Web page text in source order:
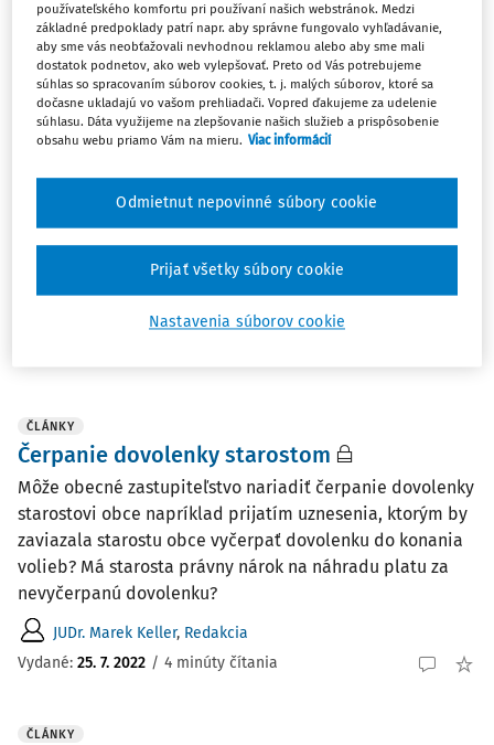
Vydané:13. 9. 2022 / 2 minúty čítania
VIP ČLÁNKY
Miestna samospráva - prostredie plné
prekvapení
Vo všeobecnosti môžeme povedať, že reformy sú skvelá
a takisto aj veľmi dôležitá vec. Na čo však nemôžeme
zabudnúť je, že reformy musia byť opreté o poznanie. Ak
reforma „predbehne‟ poznanie, vzniká riziko neskoršieho
trpkého precitnutia.
Mgr. Ladislav Briestenský
ČLÁNKY
Čerpanie dovolenky starostom
Môže obecné zastupiteľstvo nariadiť čerpanie dovolenky
starostovi obce napríklad prijatím uznesenia, ktorým by
zaviazala starostu obce vyčerpať dovolenku do konania
volieb? Má starosta právny nárok na náhradu platu za
nevyčerpanú dovolenku?
JUDr. Marek Keller, Redakcia
Vydané: 25. 7. 2022 / 4 minúty čítania
ČLÁNKY
používateľského komfortu pri používaní našich webstránok. Medzi
základné predpoklady patrí napr. aby správne fungovalo vyhľadávanie,
aby sme vás neobťažovali nevhodnou reklamou alebo aby sme mali
dostatok podnetov, ako web vylepšovať. Preto od Vás potrebujeme
súhlas so spracovaním súborov cookies, t. j. malých súborov, ktoré sa
dočasne ukladajú vo vašom prehliadači. Vopred ďakujeme za udelenie
súhlasu. Dáta využijeme na zlepšovanie našich služieb a prispôsobenie
obsahu webu priamo Vám na mieru. Viac informácií
Nastavenia súborov cookie
Odmietnut nepovinné súbory cookie
Prijať všetky súbory cookie